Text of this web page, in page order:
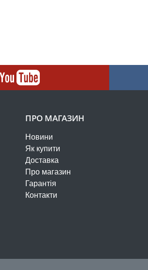
ПРО МАГАЗИН
Новини
Як купити
Доставка
Про магазин
Гарантія
Контакти